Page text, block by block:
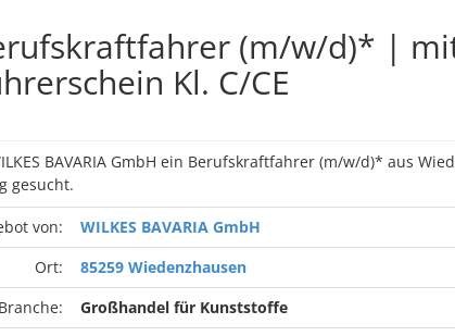
(m/w/d)* |
Kl. C/CE
BAVARIA GmbH ein Berufskraftfahrer (m/w/d)* aus
gesucht.
von:
WILKES BAVARIA GmbH
Ort:
85259 Wiedenzhausen
Branche:
Großhandel für Kunststoffe